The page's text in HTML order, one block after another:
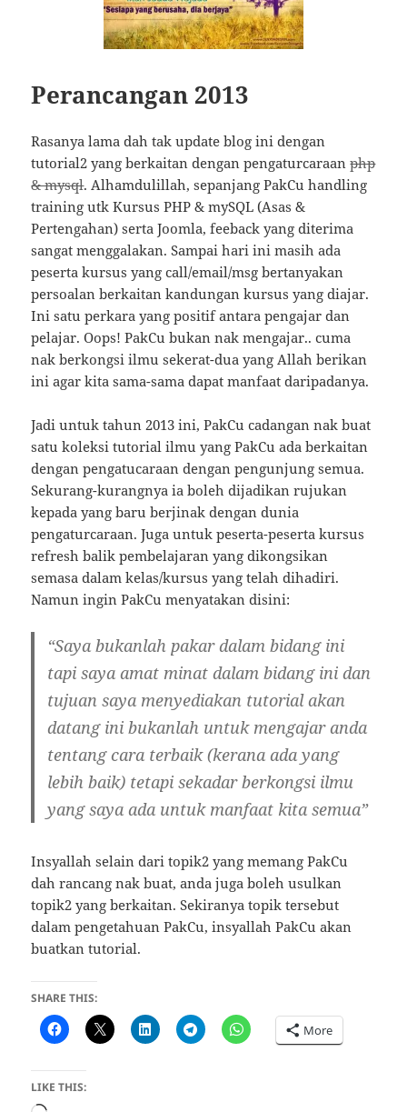
Perancangan 2013
Rasanya lama dah tak update blog ini dengan
tutorial2 yang berkaitan dengan pengaturcaraanphp
& mysql. Alhamdulillah, sepanjang PakCu handling
training utk Kursus PHP & mySQL (Asas &
Pertengahan) serta Joomla, feeback yang diterima
sangat menggalakan. Sampai hari ini masih ada
peserta kursus yang call/email/msg bertanyakan
persoalan berkaitan kandungan kursus yang diajar.
Ini satu perkara yang positif antara pengajar dan
pelajar. Oops! PakCu bukan nak mengajar.. cuma
nak berkongsi ilmu sekerat-dua yang Allah berikan
ini agar kita sama-sama dapat manfaat daripadanya.
Jadi untuk tahun 2013 ini, PakCu cadangan nak buat
satu koleksi tutorial ilmu yang PakCu ada berkaitan
dengan pengatucaraan dengan pengunjung semua.
Sekurang-kurangnya ia boleh dijadikan rujukan
kepada yang baru berjinak dengan dunia
pengaturcaraan. Juga untuk peserta-peserta kursus
refresh balik pembelajaran yang dikongsikan
semasa dalam kelas/kursus yang telah dihadiri.
Namun ingin PakCu menyatakan disini:
“Saya bukanlah pakar dalam bidang ini
tapi saya amat minat dalam bidang ini dan
tujuan saya menyediakan tutorial akan
datang ini bukanlah untuk mengajar anda
tentang cara terbaik (kerana ada yang
lebih baik) tetapi sekadar berkongsi ilmu
yang saya ada untuk manfaat kita semua”
Insyallah selain dari topik2 yang memang PakCu
dah rancang nak buat, anda juga boleh usulkan
topik2 yang berkaitan. Sekiranya topik tersebut
dalam pengetahuan PakCu, insyallah PakCu akan
buatkan tutorial.
SHARE THIS:
More
LIKE THIS: